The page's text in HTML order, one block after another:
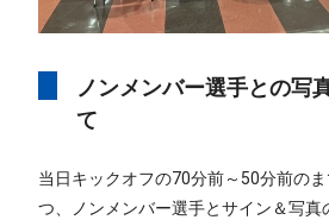
ノンメンバー選手との写
て
当日キックオフの70分前～50分前の
つ、ノンメンバー選手とサイン＆写真